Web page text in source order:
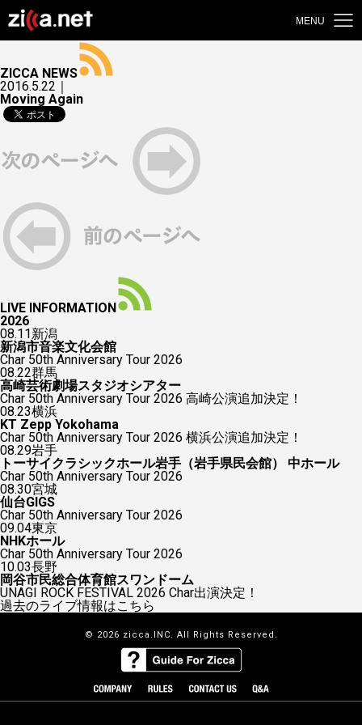
MENU
ZICCA NEWS
2016.5.22｜
Moving Again
LIVE INFORMATION
2026
08.11新潟
新潟市音楽文化会館
Char 50th Anniversary Tour 2026
08.22群馬
高崎芸術劇場スタジオシアター
Char 50th Anniversary Tour 2026 高崎公演追加決定！
08.23横浜
KT Zepp Yokohama
Char 50th Anniversary Tour 2026 横浜公演追加決定！
08.29岩手
トーサイクラシックホール岩手（岩手県民会館） 中ホール
Char 50th Anniversary Tour 2026
08.30宮城
仙台GIGS
Char 50th Anniversary Tour 2026
09.04東京
NHKホール
Char 50th Anniversary Tour 2026
10.03長野
岡谷市民総合体育館スワンドーム
UNAGI ROCK FESTIVAL 2026 Char出演決定！
過去のライブ情報はこちら
© 2026 zicca.INC. All Rights Reserved.